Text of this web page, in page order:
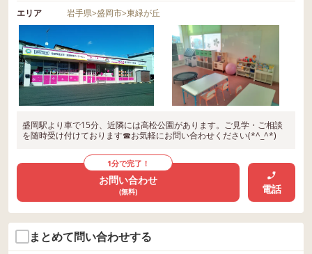
エリア 岩手県>盛岡市>東緑が丘
盛岡駅より車で15分、近隣には高松公園があります。ご見学・ご相談
を随時受け付けております☎お気軽にお問い合わせください(*^_^*)
1分で完了！
お問い合わせ
(無料) 電話
まとめて問い合わせする